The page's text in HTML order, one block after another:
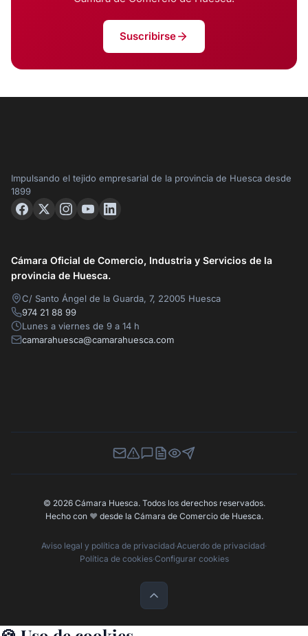
Suscribirse
Impulsando el tejido empresarial de la provincia de Huesca desde
1899
Cámara Oficial de Comercio, Industria y Servicios de la
provincia de Huesca.
C/ Santo Ángel de la Guarda, 7, 22005 Huesca
974 21 88 99
Lunes a viernes de 9 a 14 h
camarahuesca@camarahuesca.com
Newsletter
Canal de Denuncias
Buzón de Sugerencias
Perfil Contratante
Ley de Transparencia
Contacta con nosotros
© 2026 Cámara Huesca. Todos los derechos reservados.
Hecho con ❤️ desde la Cámara de Comercio de Huesca.
Aviso legal y política de privacidad·Acuerdo de privacidad·
Política de cookies·Configurar cookies